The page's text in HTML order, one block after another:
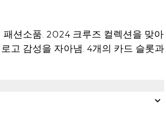
션소품. 2024 크루즈 컬렉션을 맞아
고 감성을 자아냄. 4개의 카드 슬롯과